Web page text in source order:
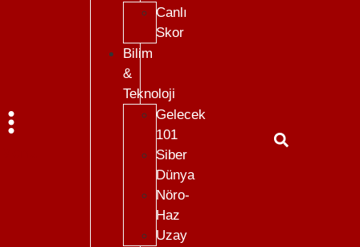
Canlı
Skor
Bilim
&
Teknoloji
Gelecek
101
Siber
Dünya
Nöro-
Haz
Uzay